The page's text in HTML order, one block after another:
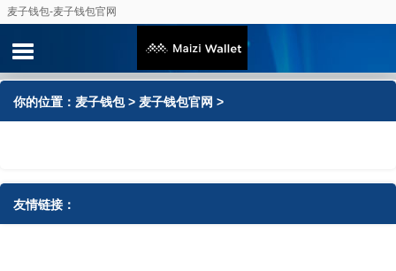
麦子钱包-麦子钱包官网
你的位置： 麦子钱包> 麦子钱包官网 >
友情链接：